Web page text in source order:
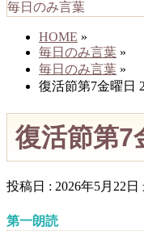
毎日のみ言葉
HOME »
毎日のみ言葉 »
毎日のみ言葉 »
復活節第7金曜日
復活節第7
投稿日 : 2026年5月22日
第一朗読